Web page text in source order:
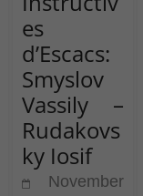
es
d’Escacs:
Smyslov
Vassily –
Rudakovs
ky Iosif
November